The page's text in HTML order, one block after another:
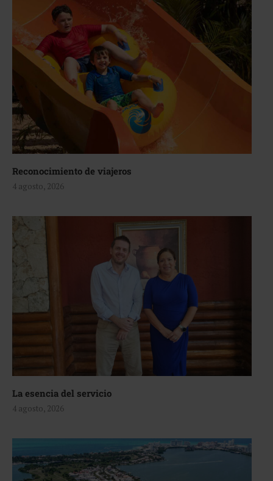
Reconocimiento de viajeros
4 agosto, 2026
La esencia del servicio
4 agosto, 2026